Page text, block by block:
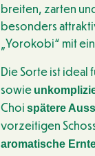
breiten, zarten
besonders
„Yorokobi“ mit
Die Sorte ist ideal
sowie
Choi spätere
vorzeitigen
aromatische